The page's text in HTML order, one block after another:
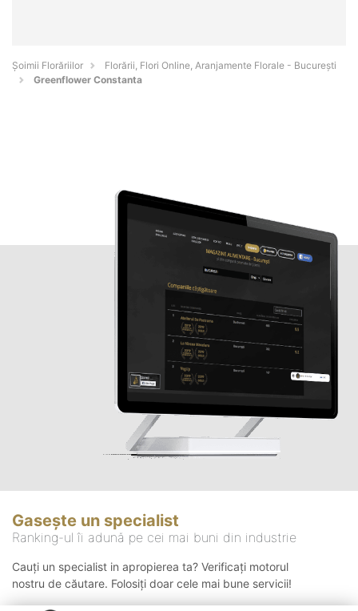
Șoimii Florăriilor
Florării, Flori Online, Aranjamente Florale - Bucureşti
Greenflower Constanta
Gasește un specialist
Ranking-ul îi adună pe cei mai buni din industrie
Cauți un specialist in apropierea ta? Verificați motorul
nostru de căutare. Folosiți doar cele mai bune servicii!